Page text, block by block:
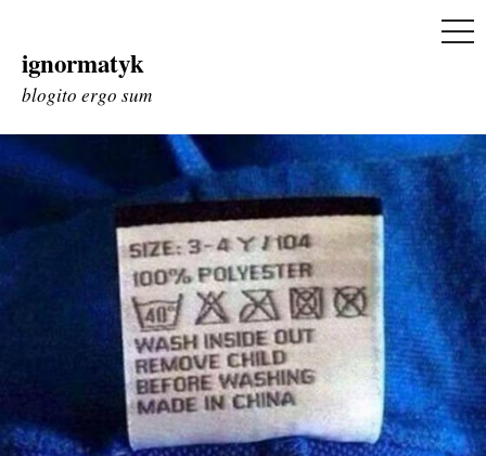
Skip
to
ignormatyk
blogito ergo sum